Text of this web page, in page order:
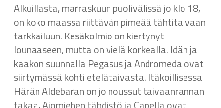
Alkuillasta, marraskuun puolivälissä jo klo 18,
on koko maassa riittävän pimeää tähtitaivaan
tarkkailuun. Kesäkolmio on kiertynyt
lounaaseen, mutta on vielä korkealla. Idän ja
kaakon suunnalla Pegasus ja Andromeda ovat
siirtymässä kohti etelätaivasta. Itäkoillisessa
Härän Aldebaran on jo noussut taivaanrannan
takaa, Ajomiehen tähdistö ja Capella ovat